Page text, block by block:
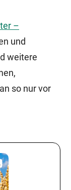
–
und
weitere
so nur vor